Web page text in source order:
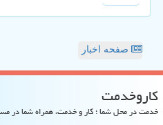
صفحه اخبار
كاروخدمت
خدمت در محل شما ؛ کار و خدمت، همراه شما در